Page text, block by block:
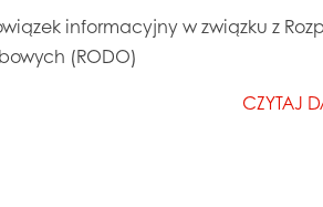
informacyjny w związku z
(RODO)
CZYTAJ